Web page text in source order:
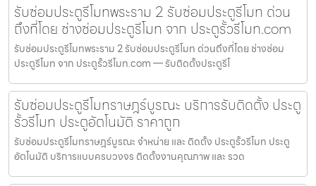
รับซ่อมประตูรีโมทพระราม 2 รับซ่อมประตูรีโมท ด่วน
ถึงที่โดย ช่างซ่อมประตูรีโมท จาก ประตูรั้วรีโมท.com
รับซ่อมประตูรีโมทพระราม 2 รับซ่อมประตูรีโมท ด่วนถึงที่โดย ช่างซ่อม
ประตูรีโมท จาก ประตูรั้วรีโมท.com — รับติดตั้งประตูรีโ
รับซ่อมประตูรีโมทราษฎร์บูรณะ บริการรับติดตั้ง ประตู
รั้วรีโมท ประตูอัตโนมัติ ราคาถูก
รับซ่อมประตูรีโมทราษฎร์บูรณะ จำหน่าย และ ติดตั้ง ประตูรั้วรีโมท ประตู
อัตโนมัติ บริการแบบครบวงจร ติดตั้งงานคุณภาพ และ รวด